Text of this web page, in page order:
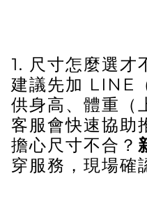
1. 尺寸怎麼選才
建議先加 LINE
供身高、體重（
客服會快速協助
擔心尺寸不合？
穿服務，現場確